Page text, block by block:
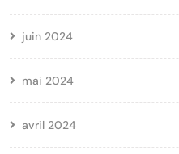
juin 2024
mai 2024
avril 2024